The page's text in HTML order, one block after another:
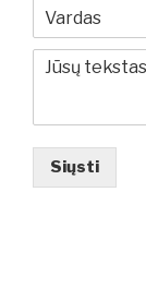
Siųsti